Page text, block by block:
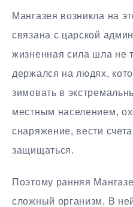
Мангазея возникла на
связана с царской
жизненная сила шла не
держался на людях,
зимовать в
местным населением,
снаряжение, вести
защищаться.
Поэтому ранняя
сложный организм. В